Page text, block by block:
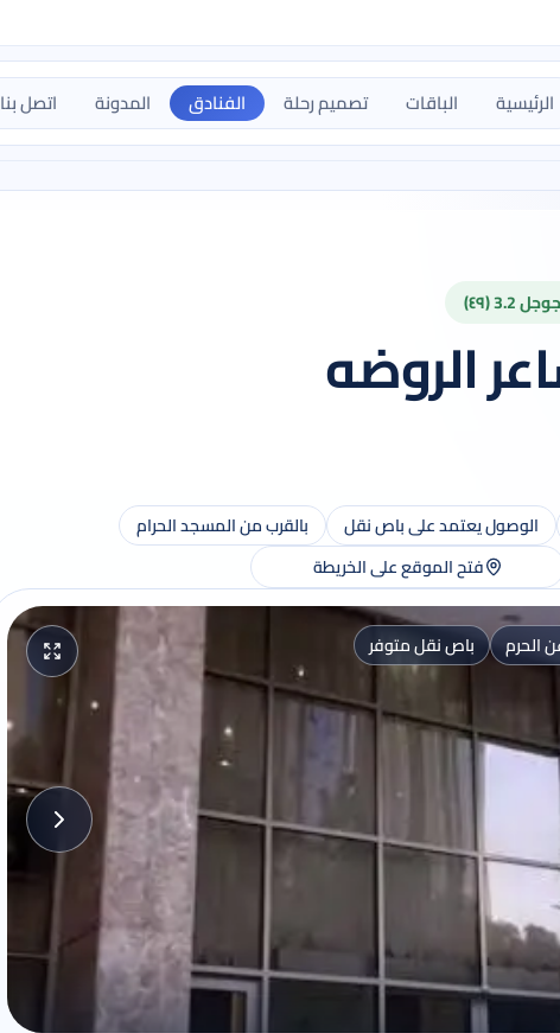
الرئيسية الباقات تصميم رحلة الفنادق المدونة اتصل بنا
3.2 (٤٩)
الروضه
الوصول يعتمد على باص نقل بالقرب من المسجد الحرام
فتح الموقع على الخريطة
باص نقل متوفر